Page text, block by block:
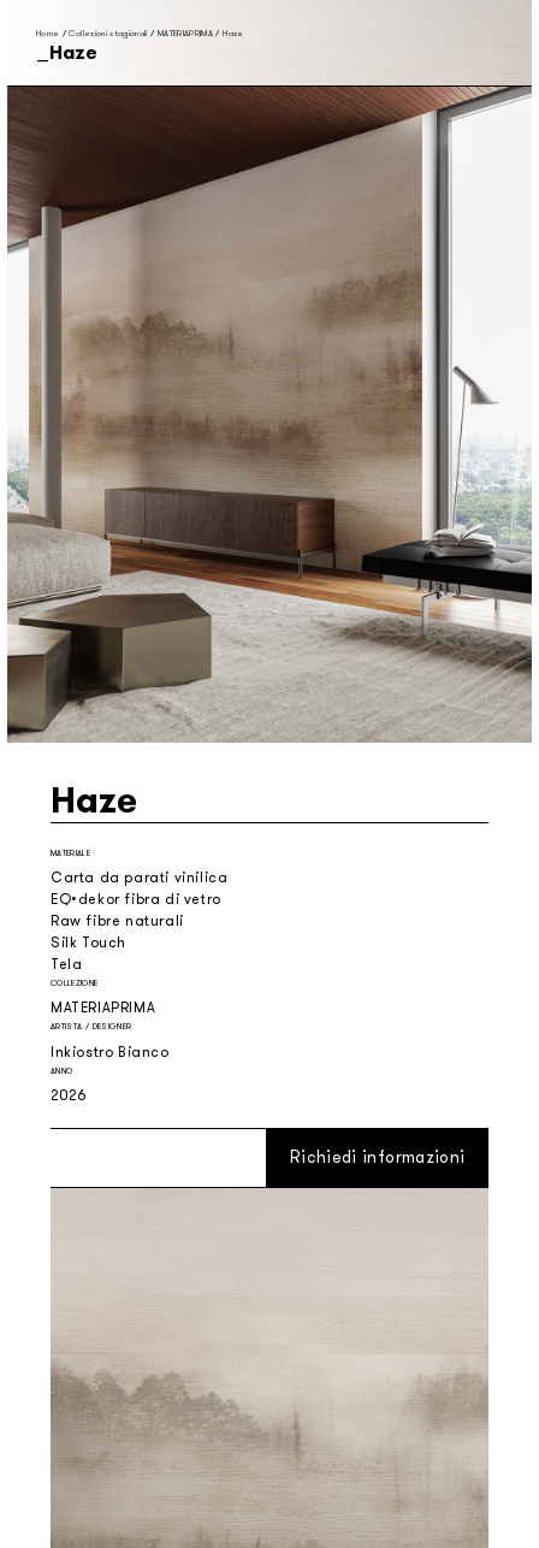
Home /Collezioni stagionali/ MATERIAPRIMA /Haze
Haze
Haze
MATERIALE
Carta da parati vinilica
EQ•dekor fibra di vetro
Raw fibre naturali
Silk Touch
Tela
COLLEZIONE
MATERIAPRIMA
ARTISTA / DESIGNER
Inkiostro Bianco
ANNO
2026
Richiedi informazioni